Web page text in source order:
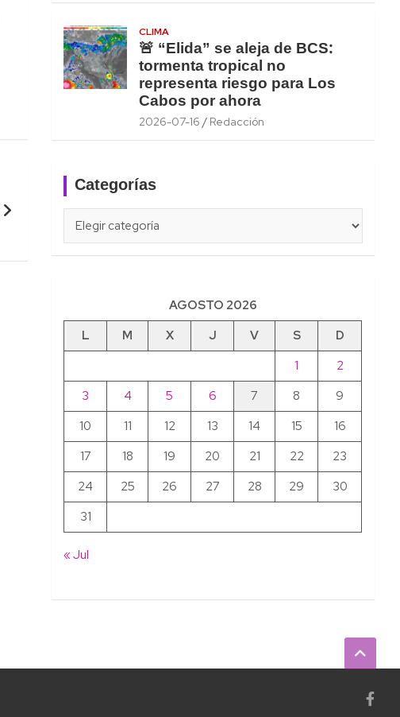
CLIMA
🚨 “Elida” se aleja de BCS:
tormenta tropical no
representa riesgo para Los
Cabos por ahora
2026-07-16 Redacción
Categorías
AGOSTO 2026
L
M X J V S
D
1
2
3
4 5 6 7 8
9
10
11 12 13 14 15
16
17
18 19 20 21 22
23
24
25 26 27 28 29
30
31
« Jul